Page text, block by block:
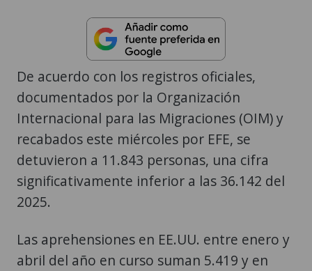
De acuerdo con los registros oficiales,
documentados por la Organización
Internacional para las Migraciones (OIM) y
recabados este miércoles por EFE, se
detuvieron a 11.843 personas, una cifra
significativamente inferior a las 36.142 del
2025.
Las aprehensiones en EE.UU. entre enero y
abril del año en curso suman 5.419 y en